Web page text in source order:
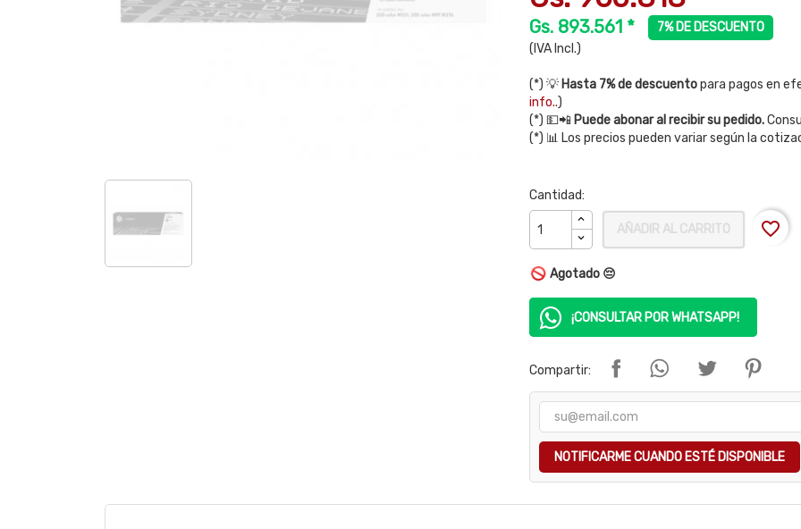
Gs. 893.561 *
7% DE DESCUENTO
(IVA Incl.)
(*) 💡 Hasta 7% de descuentopara pagos en
info..)
(*) 💵📲 Puede abonar al recibir su pedido.
(*) 📊 Los precios pueden variar según la
Cantidad:
AÑADIR AL CARRITO favorite_border
Agotado 😔
¡CONSULTAR POR WHATSAPP!
Compartir:
NOTIFICARME CUANDO ESTÉ DISPONIBLE